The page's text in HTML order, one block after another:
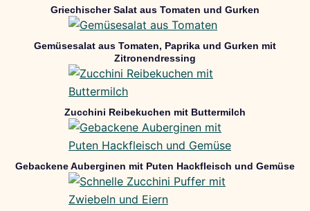
Griechischer Salat aus Tomaten und Gurken
Gemüsesalat aus Tomaten, Paprika und Gurken mit
Zitronendressing
Zucchini Reibekuchen mit Buttermilch
Gebackene Auberginen mit Puten Hackfleisch und Gemüse